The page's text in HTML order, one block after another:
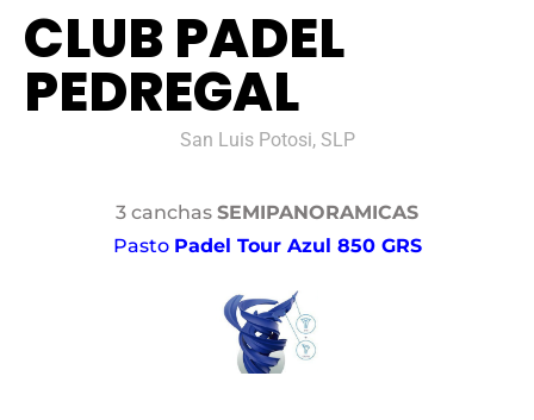
CLUB PADEL
PEDREGAL
San Luis Potosi, SLP
3 canchas SEMIPANORAMICAS
Pasto Padel Tour Azul 850 GRS